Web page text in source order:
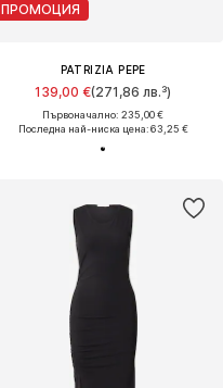
ПРОМОЦИЯ
PATRIZIA PEPE
139,00 €(271,86 лв.³)
Първоначално: 235,00 €
Последна най-ниска цена:63,25 €